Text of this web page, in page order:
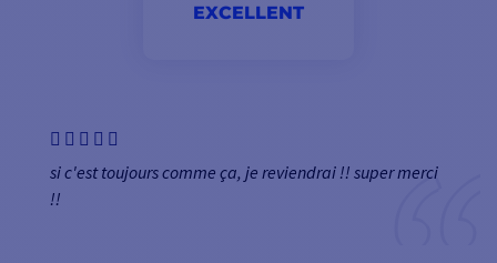
EXCELLENT
si c'est toujours comme ça, je reviendrai !! super merci
!!